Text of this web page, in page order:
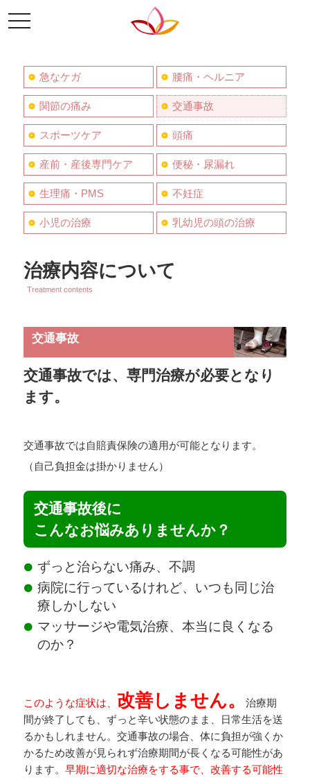
toggle
navigation
急なケガ 腰痛・ヘルニア
関節の痛み 交通事故
スポーツケア 頭痛
産前・産後専門ケア 便秘・尿漏れ
生理痛・PMS 不妊症
小児の治療 乳幼児の頭の治療
治療内容について
Treatment contents
交通事故
交通事故では、専門治療が必要となり
ます。
交通事故では自賠責保険の適用が可能となります。
（自己負担金は掛かりません）
交通事故後に
こんなお悩みありませんか？
ずっと治らない痛み、不調
病院に行っているけれど、いつも同じ治
療しかしない
マッサージや電気治療、本当に良くなる
のか？
このような症状は、 改善しません。
治療期
間が終了しても、ずっと辛い状態のまま、日常生活を送
るかもしれません。交通事故の場合、体に負担が強くか
かるため改善が見られず治療期間が長くなる可能性があ
ります。 早期に適切な治療をする事で、改善する可能性